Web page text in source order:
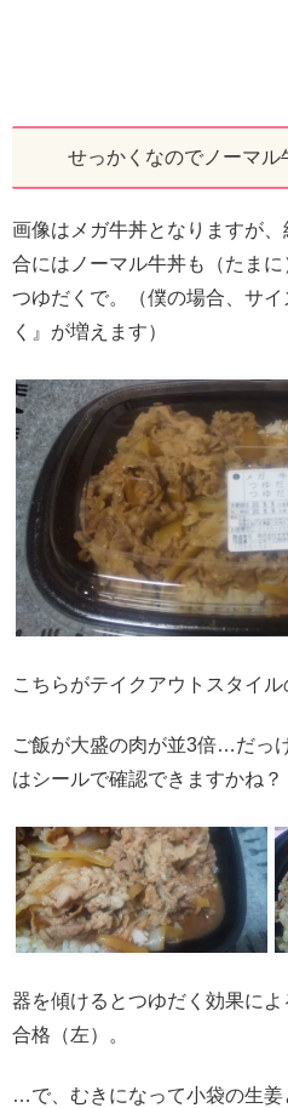
せっかくなのでノーマル
画像はメガ牛丼となりますが
合にはノーマル牛丼も（たまに
つゆだくで。（僕の場合、サ
く』が増えます）
こちらがテイクアウトスタイル
ご飯が大盛の肉が並3倍…だっ
はシールで確認できますかね？
器を傾けるとつゆだく効果によ
合格（左）。
…で、むきになって小袋の生